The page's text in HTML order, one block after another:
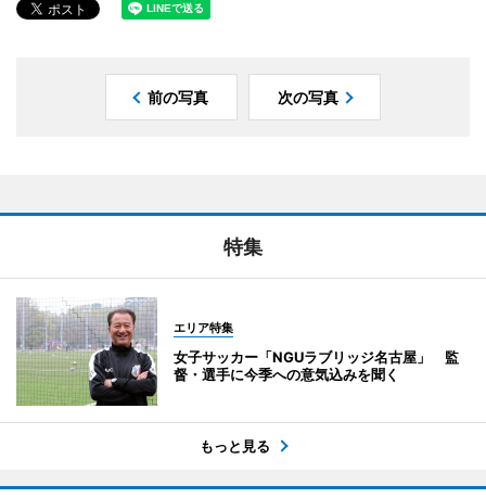
前の写真 次の写真
特集
エリア特集
女子サッカー「NGUラブリッジ名古屋」 監
督・選手に今季への意気込みを聞く
もっと見る